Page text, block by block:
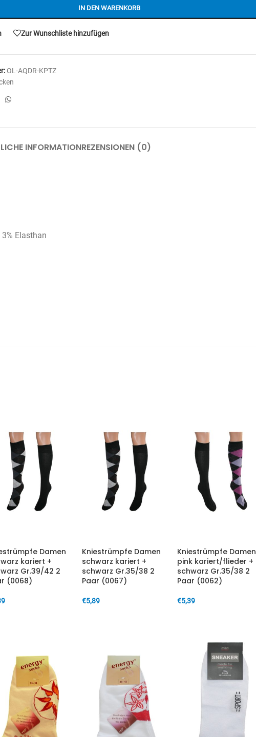
IN DEN WARENKORB
Zur Wunschliste hinzufügen
OL-AQDR-KPTZ
INFORMATIONREZENSIONEN (0)
Elasthan
Damen
kariert +
Gr.39/42 2
(0068)
Kniestrümpfe Damen
schwarz kariert +
schwarz Gr.35/38 2
Paar (0067)
€5,89
Kniestrümpfe Damen
pink kariert/flieder +
schwarz Gr.35/38 2
Paar (0062)
€5,39